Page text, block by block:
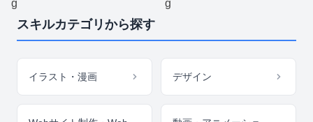
スキルカテゴリから探す
イラスト・漫画 デザイン